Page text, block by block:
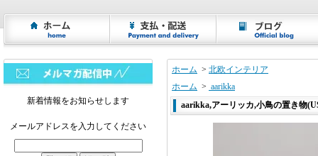
新着情報をお知らせします
メールアドレスを入力してください
ホーム > 北欧インテリア
ホーム > aarikka
aarikka,アーリッカ,小鳥の置き物